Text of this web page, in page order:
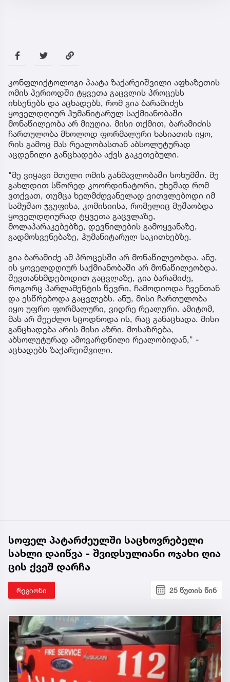
კონფლიქტოლოგი პაატა ზაქარეიშვილი აფხაზეთის
ომის პერიოდში ტყვეთა გაცვლის პროცესს
იხსენებს და აცხადებს, რომ გია ბარამიძეს
ყოველდღიურ ჰუმანიტარულ საქმიანობაში
მონაწილეობა არ მიუღია. მისი თქმით, ბარამიძის
ჩართულობა მხოლოდ ფორმალური ხასიათის იყო,
რის გამოც მას რეალობასთან აბსოლუტურად
აცდენილი განცხადება აქვს გაკეთებული.
"მე ვიყავი მთელი ომის განმავლობაში სოხუმში. მე
გახლდით სწორედ კოორდინატორი, უხეშად რომ
ვთქვათ, თუმცა ხელმძღვანელად ვითვლებოდი იმ
სამუშაო ჯგუფისა, კომისიისა, რომელიც მუშაობდა
ყოველდღიურად ტყვეთა გაცვლაზე,
მოლაპარაკებებზე, დევნილების გამოყვანაზე,
გადმოსვენებაზე, ჰუმანიტარულ საკითხებზე.
გია ბარამიძე ამ პროცესში არ მონაწილეობდა. ანუ,
ის ყოველდღიურ საქმიანობაში არ მონაწილეობდა.
შევთანხმდებოდით გაცვლაზე, გია ბარამიძე,
როგორც პარლამენტის წევრი, ჩამოდიოდა ჩვენთან
და ესწრებოდა გაცვლებს. ანუ, მისი ჩართულობა
იყო უფრო ფორმალური, ვიდრე რეალური. ამიტომ,
მას არ შეეძლო სცოდნოდა ის, რაც განაცხადა. მისი
განცხადება არის მისი აზრი, მოსაზრება,
აბსოლუტურად ამოვარდნილი რეალობიდან," -
აცხადებს ზაქარეიშვილი.
სოფელ პატარძეულში საცხოვრებელი
სახლი დაიწვა - შვიდსულიანი ოჯახი ღია
ცის ქვეშ დარჩა
რეგიონი 25 წუთის წინ